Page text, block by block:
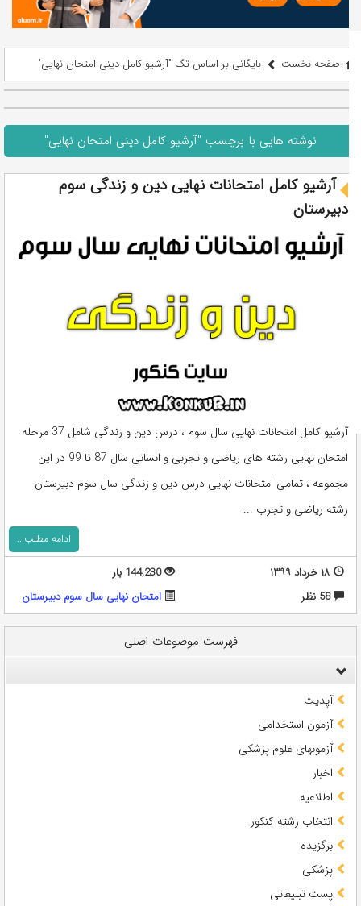
صفحه نخست بایگانی بر اساس تگ "آرشیو کامل دینی امتحان نهایی"
نوشته هایی با برچسب "آرشیو کامل دینی امتحان نهایی"
آرشیو کامل امتحانات نهایی دین و زندگی سوم
دبیرستان
آرشیو کامل امتحانات نهایی سال سوم ، درس دین و زندگی شامل 37 مرحله
امتحان نهایی رشته های ریاضی و تجربی و انسانی سال 87 تا 99 در این
مجموعه ، تمامی امتحانات نهایی درس دین و زندگی سال سوم دبیرستان
رشته ریاضی و تجرب ...
ادامه مطلب...
۱۸ خرداد ۱۳۹۹
144,230 بار
58 نظر
امتحان نهایی سال سوم دبیرستان
فهرست موضوعات اصلی
آپدیت
آزمون استخدامی
آزمونهای علوم پزشکی
اخبار
اطلاعیه
انتخاب رشته کنکور
برگزیده
پزشکی
پست تبلیغاتی